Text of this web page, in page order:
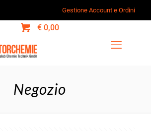
Gestione Account e Ordini
0
€ 0,00
Negozio